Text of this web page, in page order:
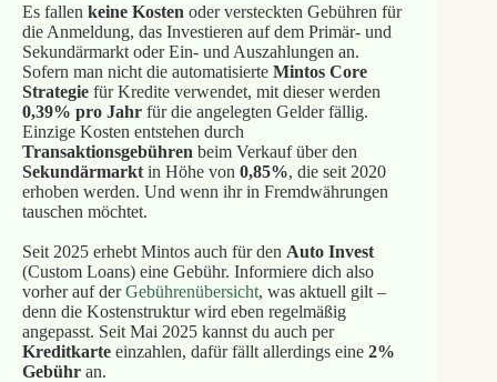
Es fallen keine Kosten oder versteckten Gebühren für
die Anmeldung, das Investieren auf dem Primär- und
Sekundärmarkt oder Ein- und Auszahlungen an.
Sofern man nicht die automatisierteMintos Core
Strategiefür Kredite verwendet, mit dieser werden
0,39% pro Jahr für die angelegten Gelder fällig.
Einzige Kosten entstehen durch
Transaktionsgebühren beim Verkauf über den
Sekundärmarktin Höhe von 0,85%, die seit 2020
erhoben werden. Und wenn ihr in Fremdwährungen
tauschen möchtet.
Seit 2025 erhebt Mintos auch für den Auto Invest
(Custom Loans) eine Gebühr. Informiere dich also
vorher auf derGebührenübersicht, was aktuell gilt –
denn die Kostenstruktur wird eben regelmäßig
angepasst. Seit Mai 2025 kannst du auch per
Kreditkarteeinzahlen, dafür fällt allerdings eine 2%
Gebühran.